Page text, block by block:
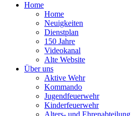
Home
Home
Neuigkeiten
Dienstplan
150 Jahre
Videokanal
Alte Website
Über uns
Aktive Wehr
Kommando
Jugendfeuerwehr
Kinderfeuerwehr
Alters- und Ehrenabteilung